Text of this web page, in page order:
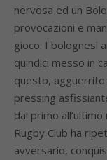
nervosa ed un
provocazioni e
gioco. I bolognesi
quindici messo in
questo,
pressing
dal primo
Rugby Club ha
avversario,